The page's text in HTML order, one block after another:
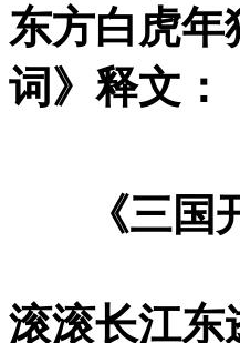
东方白虎年
词》 释文：
《三国开
滚滚长江东